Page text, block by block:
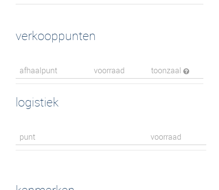
verkooppunten
afhaalpunt voorraad toonzaal
logistiek
punt voorraad